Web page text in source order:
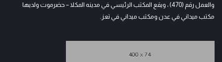
والعمل رقم (470) ، ويقع المكتب الرئيسي في مدينه المكلا – حضرموت ولديها
مكتب ميداني في عدن ومكتب ميداني في تعز.